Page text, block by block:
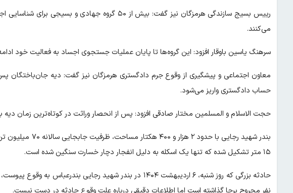
رییس بسیج سازندگی هرمزگان نیز گفت: بیش از ۵۰ گروه
می‌کنند.
سرهنگ یاسین باوقار افزود: این گروه‌ها تا پایان عملیات جستجوی اجساد به فعالیت خود
حساب دادگستری واریز می‌شود.
حجت الاسلام و المسلمین مختار صادقی افزود: پس از انحصار وراثت در کوتاه‌ترین زمان
۱۵ متر تشکیل شده که تنها یک اسکله به دلیل انفجار دچار خسارت سنگین شده است.
نفر مجروح برجا گذاشته است اما اطلاعات دقیقی درباره علت وقوع حادثه در دست نیست.